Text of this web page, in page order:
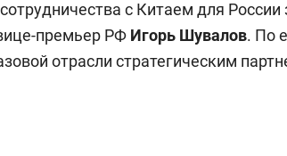
с Китаем для России
премьер РФ Игорь Шувалов. По
отрасли стратегическим